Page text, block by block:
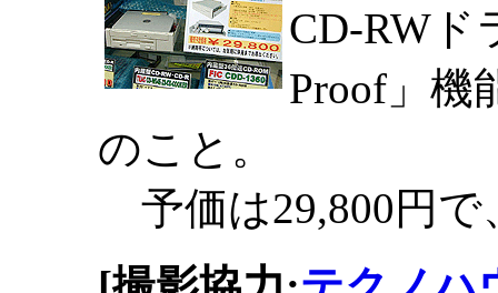
CD-RWド
Proof」機
のこと。
予価は29,800円で